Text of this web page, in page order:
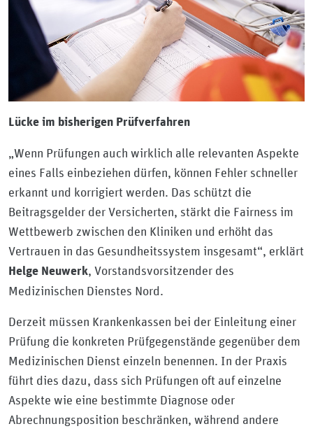
Lücke im bisherigen Prüfverfahren
„Wenn Prüfungen auch wirklich alle relevanten Aspekte
eines Falls einbeziehen dürfen, können Fehler schneller
erkannt und korrigiert werden. Das schützt die
Beitragsgelder der Versicherten, stärkt die Fairness im
Wettbewerb zwischen den Kliniken und erhöht das
Vertrauen in das Gesundheitssystem insgesamt“, erklärt
Helge Neuwerk, Vorstandsvorsitzender des
Medizinischen Dienstes Nord.
Derzeit müssen Krankenkassen bei der Einleitung einer
Prüfung die konkreten Prüfgegenstände gegenüber dem
Medizinischen Dienst einzeln benennen. In der Praxis
führt dies dazu, dass sich Prüfungen oft auf einzelne
Aspekte wie eine bestimmte Diagnose oder
Abrechnungsposition beschränken, während andere